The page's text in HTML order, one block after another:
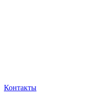
Контакты